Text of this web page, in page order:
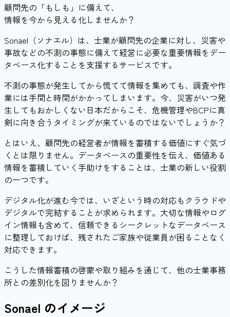
顧問先の「もしも」に備えて、
情報を今から見える化しませんか？
Sonael（ソナエル）は、士業が顧問先の企業に対し、災害や
事故などの不測の事態に備えて経営に必要な重要情報をデー
タベース化することを支援するサービスです。
不測の事態が発生してから慌てて情報を集めても、調査や作
業には手間と時間がかかってしまいます。今、災害がいつ発
生してもおかしくない日本だからこそ、危機管理やBCPに真
剣に向き合うタイミングが来ているのではないでしょうか？
とはいえ、顧問先の経営者が情報を蓄積する価値にすぐ気づ
くとは限りません。データベースの重要性を伝え、価値ある
情報を蓄積していく手助けをすることは、士業の新しい役割
の一つです。
デジタル化が進む今では、いざという時の対応もクラウドや
デジタルで完結することが求められます。大切な情報やログ
イン情報も含めて、信頼できるシークレットなデータベース
に整理しておけば、残されたご家族や従業員が困ることなく
対応できます。
こうした情報蓄積の啓蒙や取り組みを通じて、他の士業事務
所との差別化を図りませんか？
Sonael のイメージ